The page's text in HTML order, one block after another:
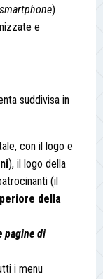
smartphone)
e
suddivisa in
con il logo e
), il logo della
(il
della
pagine di
i menu